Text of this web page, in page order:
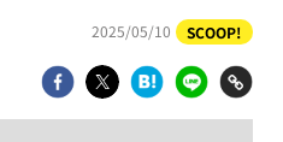
2025/05/10 SCOOP!